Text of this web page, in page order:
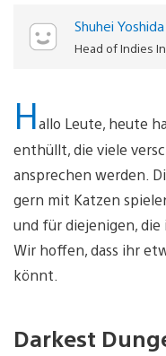
Shuhei Yoshida
Head of Indies
Hallo Leute, heute
enthüllt, die viele
ansprechen werden.
gern mit Katzen
und für diejenigen, die
Wir hoffen, dass ihr
könnt.
Darkest